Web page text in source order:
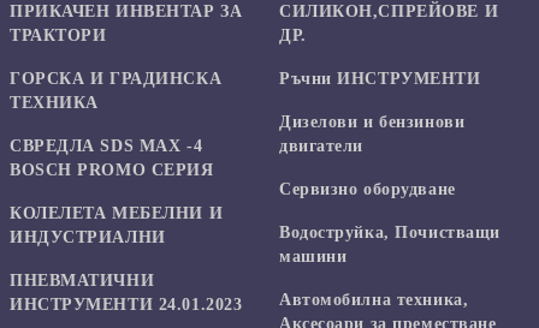
ПРИКАЧЕН ИНВЕНТАР ЗА
ТРАКТОРИ
ГОРСКА И ГРАДИНСКА
ТЕХНИКА
СВРЕДЛА SDS MAX -4
BOSCH PROMO СЕРИЯ
КОЛЕЛЕТА МЕБЕЛНИ И
ИНДУСТРИАЛНИ
ПНЕВМАТИЧНИ
ИНСТРУМЕНТИ 24.01.2023
СИЛИКОН,СПРЕЙОВЕ И
ДР.
Ръчни ИНСТРУМЕНТИ
Дизелови и бензинови
двигатели
Сервизно оборудване
Водоструйка, Почистващи
машини
Автомобилна техника,
Аксесоари за преместване